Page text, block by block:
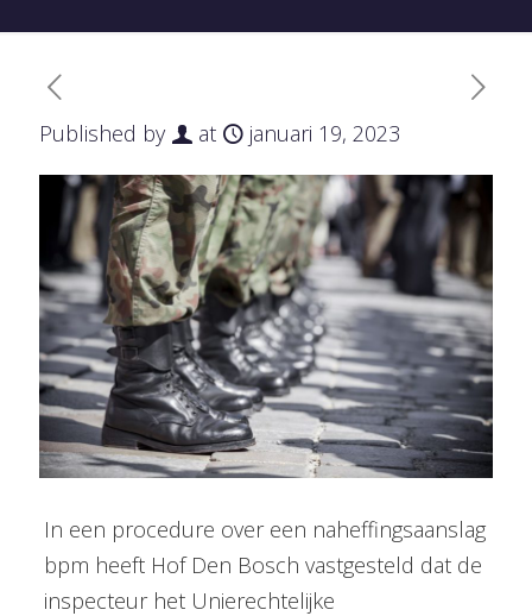
Published by at januari 19, 2023
In een procedure over een naheffingsaanslag
bpm heeft Hof Den Bosch vastgesteld dat de
inspecteur het Unierechtelijke